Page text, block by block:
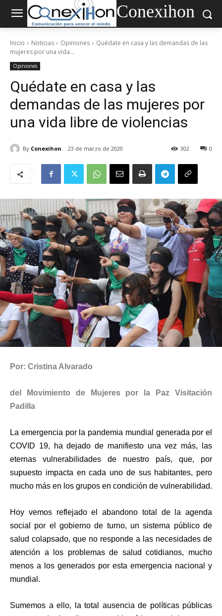
Conexihon
Inicio Noticias Opiniones
Quédate en casa y las demandas de las
mujeres por una vida...
Opiniones
Quédate en casa y las
demandas de las mujeres por
una vida libre de violencias
By Conexihon 23 de marzo de 2020 0
302
Por: Cristina Alvarado
del
Movimiento de Mujeres por la Paz Visitación
Padilla
La emergencia por la pandemia mundial generada por el
COVID 19, ha dejado de manifiesto una vez más, las
eternas vulnerabilidades de nuestro país, que, por
supuesto impacta en cada uno de sus habitantes, pero
mucho más en los grupos en condición de vulnerabilidad.
Hoy vemos reflejado el abandono total de la agenda
social por el gobierno de turno, un sistema público de
salud colapsado, que no responde a las necesidades de
atención a los problemas de salud cotidianos, mucho
menos a los generados por esta emergencia nacional y
mundial.
Sumemos a ello, la total ausencia de políticas públicas